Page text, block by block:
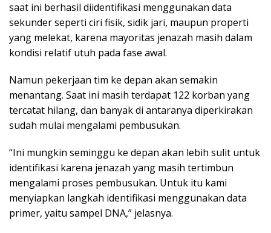
saat ini berhasil diidentifikasi menggunakan data
sekunder seperti ciri fisik, sidik jari, maupun properti
yang melekat, karena mayoritas jenazah masih dalam
kondisi relatif utuh pada fase awal.
Namun pekerjaan tim ke depan akan semakin
menantang. Saat ini masih terdapat 122 korban yang
tercatat hilang, dan banyak di antaranya diperkirakan
sudah mulai mengalami pembusukan.
“Ini mungkin seminggu ke depan akan lebih sulit untuk
identifikasi karena jenazah yang masih tertimbun
mengalami proses pembusukan. Untuk itu kami
menyiapkan langkah identifikasi menggunakan data
primer, yaitu sampel DNA,” jelasnya.